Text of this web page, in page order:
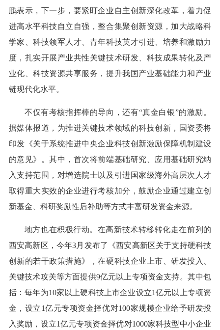
鹏表示，下一步，要紧盯企业自主创新深化改革，着力促
进高水平科技自立自强，整合集聚创新资源，加大战略科
学家、科技领军人才、青年科技英才引进、培养和激励力
度，扎实开展产业共性关键技术研发、科技成果转化及产
业化、科技资源共享服务，提升我国产业基础能力和产业
链现代化水平。
不仅有考核指挥棒的导向，还有“真金白银”的激励。
据媒体报道，为推进关键技术领域的科技创新，国资委将
印发《关于系统推进中央企业科技创新激励保障机制建设
的意见》。其中，首次将前端基础研究、应用基础研究纳
入支持范围，对增选院士以及引进国家级海外高层次人才
取得重大实效的企业进行考核加分，鼓励企业通过建立创
新基金、科研奖励性后补助等方式丰富研发资金来源。
地方也在积极行动。在高新技术转移转化走在前列的
西安高新区，今年3月发布了《西安高新区关于支持硬科技
创新的若干政策措施》，在硬科技企业上市、研发投入、
关键技术攻关等方面提供9亿元以上专项资金支持。其中包
括：每年为10家以上硬科技上市企业设立1亿元以上专项资
金，设立1亿元专项资金择优对100家规模企业给予研发投
入奖励，设立1亿元专项资金择优对1000家科技型中小企业